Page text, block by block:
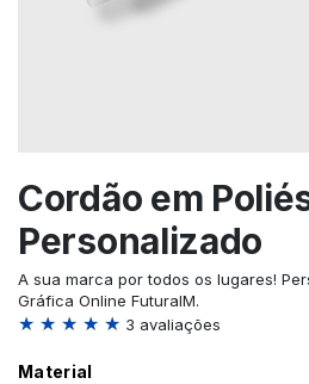
Cordão em
Personalizado
A sua marca por todos os lugares!
Gráfica Online FuturaIM.
★ ★ ★ ★ ★ 3 avaliações
Material